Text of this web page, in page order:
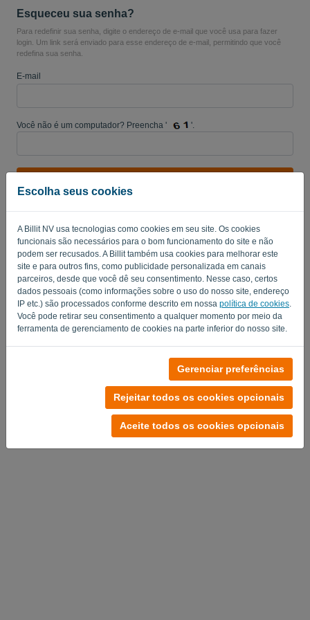
Escolha seus cookies
A Billit NV usa tecnologias como cookies em seu site. Os cookies
funcionais são necessários para o bom funcionamento do site e não
podem ser recusados. A Billit também usa cookies para melhorar este
site e para outros fins, como publicidade personalizada em canais
parceiros, desde que você dê seu consentimento. Nesse caso, certos
dados pessoais (como informações sobre o uso do nosso site, endereço
IP etc.) são processados conforme descrito em nossa política de cookies
Você pode retirar seu consentimento a qualquer momento por meio da
ferramenta de gerenciamento de cookies na parte inferior do nosso site.
Gerenciar preferências
Rejeitar todos os cookies opcionais
Aceite todos os cookies opcionais
Esqueceu sua senha?
Para redefinir sua senha, digite o endereço de e-mail que você usa para fazer
login. Um link será enviado para esse endereço de e-mail, permitindo que você
redefina sua senha.
E-mail
Você não é um computador? Preencha ' '.
Voltar ao login
Privacy Policy-Terms of Service.